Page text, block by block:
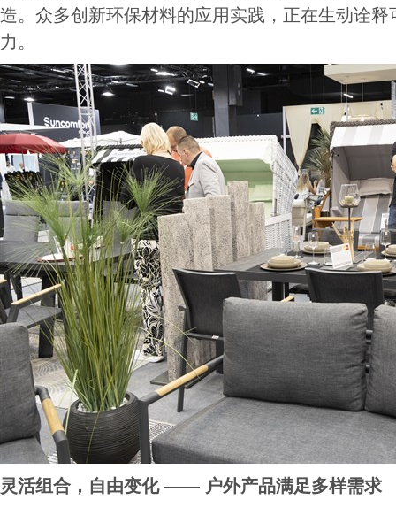
造。众多创新环保材料的应用实践，正在生动诠
力。
灵活组合，自由变化 —— 户外产品满足多样需求